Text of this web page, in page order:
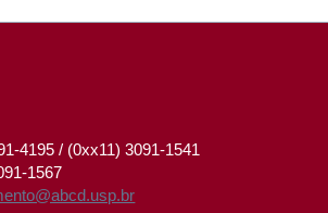
4195 / (0xx11) 3091-1541
1567